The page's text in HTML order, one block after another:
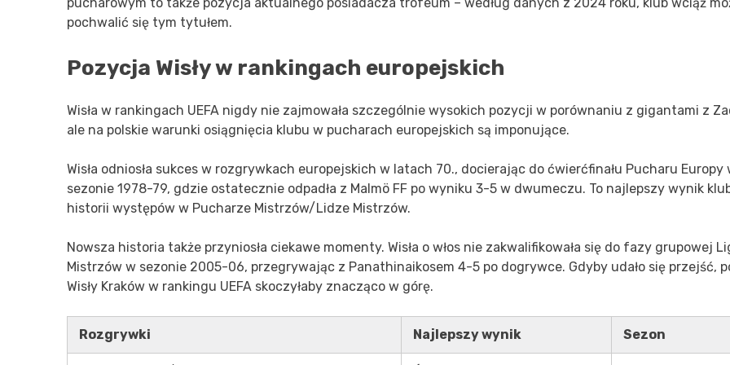
pochwalić się tym tytułem.
Pozycja Wisły w rankingach europejskich
Wisła w rankingach UEFA nigdy nie zajmowała szczególnie wysokich pozycji w porównaniu z gigantami z
ale na polskie warunki osiągnięcia klubu w pucharach europejskich są imponujące.
Wisła odniosła sukces w rozgrywkach europejskich w latach 70., docierając do ćwierćfinału Pucharu Europy
sezonie 1978-79, gdzie ostatecznie odpadła z Malmö FF po wyniku 3-5 w dwumeczu. To najlepszy wynik
historii występów w Pucharze Mistrzów/Lidze Mistrzów.
Nowsza historia także przyniosła ciekawe momenty. Wisła o włos nie zakwalifikowała się do fazy grupowej
Mistrzów w sezonie 2005-06, przegrywając z Panathinaikosem 4-5 po dogrywce. Gdyby udało się przejść,
Wisły Kraków w rankingu UEFA skoczyłaby znacząco w górę.
Rozgrywki Najlepszy wynik Sezon